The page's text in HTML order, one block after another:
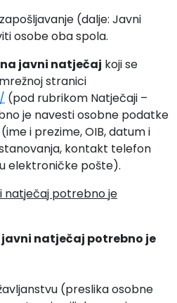
(dalje: Javni
osobe oba spola.
javni natječaj koji se
stranici
(pod rubrikom Natječaji –
je navesti osobne podatke
i prezime, OIB, datum i
kontakt telefon
elektroničke pošte).
natječaj potrebno je
natječaj potrebno je
(preslika osobne